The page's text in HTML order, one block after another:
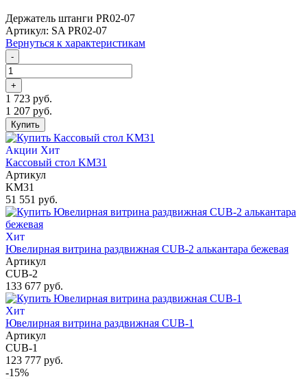
Держатель штанги PR02-07
Артикул: SA PR02-07
Вернуться к характеристикам
-
+
1 723 руб.
1 207 руб.
Купить
Акции Хит
Кассовый стол KM31
Артикул
KM31
51 551 руб.
Хит
Ювелирная витрина раздвижная CUB-2 алькантара бежевая
Артикул
CUB-2
133 677 руб.
Хит
Ювелирная витрина раздвижная CUB-1
Артикул
CUB-1
123 777 руб.
-15%